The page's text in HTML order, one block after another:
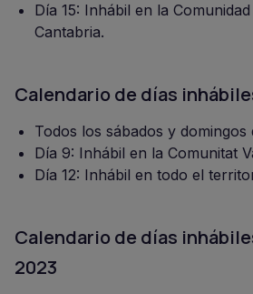
Día 15: Inhábil en la
Cantabria.
Calendario de días
Todos los sábados y domingos
Día 9: Inhábil en la Comunitat
Día 12: Inhábil en todo el
Calendario de días
2023